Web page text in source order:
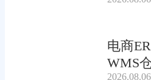
电商
WMS
2026.08.06